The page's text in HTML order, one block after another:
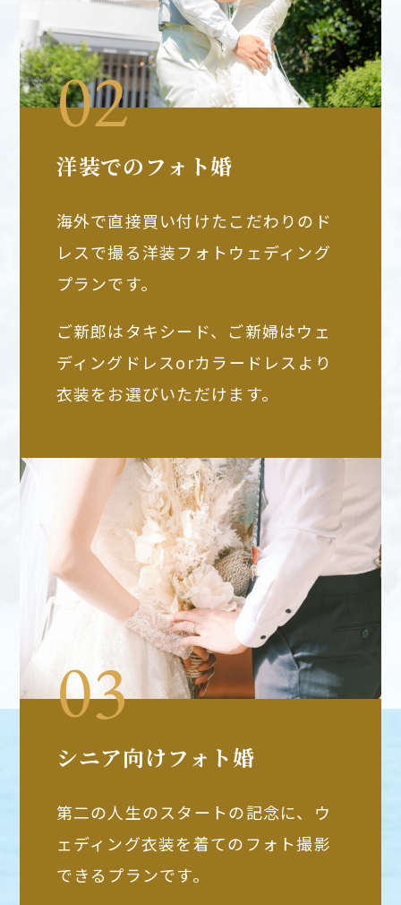
洋装でのフォト婚
海外で直接買い付けたこだわりのド
レスで撮る洋装フォトウェディング
プランです。
ご新郎はタキシード、ご新婦はウェ
ディングドレスorカラードレスより
衣装をお選びいただけます。
シニア向けフォト婚
第二の人生のスタートの記念に、ウ
ェディング衣装を着てのフォト撮影
できるプランです。